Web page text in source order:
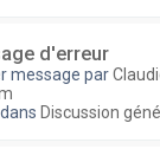
d'erreur
message par
Discussion